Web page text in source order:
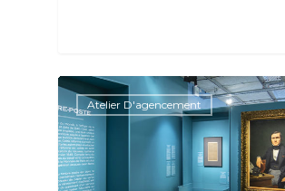
Atelier D'agencement